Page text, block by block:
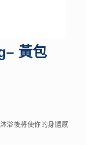
黃包
浴後將使你的身體感